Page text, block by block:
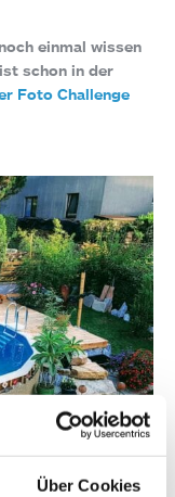
Über Cookies
einmal wissen
schon in der
Foto Challenge